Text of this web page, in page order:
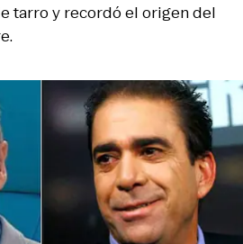
tarro y recordó el origen del